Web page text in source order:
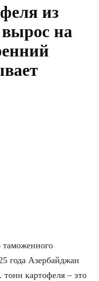
из
на
таможенного
года Азербайджан
картофеля – это